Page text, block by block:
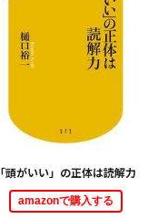
「頭がいい」の正体は読解力
amazonで購入する